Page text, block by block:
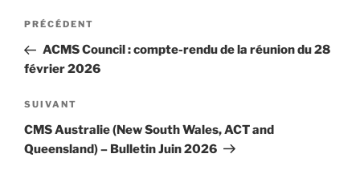
Navigation
l’article
Article
précédent
PRÉCÉDENT
ACMS Council : compte-rendu de la réunion du 28
février 2026
Article
suivant
SUIVANT
CMS Australie (New South Wales, ACT and
Queensland) – Bulletin Juin 2026